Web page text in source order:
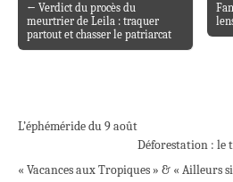
Post navigation
← Verdict du procès du
meurtrier de Leila : traquer
partout et chasser le patriarcat
L’éphéméride du 9 août
Déforestation : le
« Vacances aux Tropiques » & « Ailleurs